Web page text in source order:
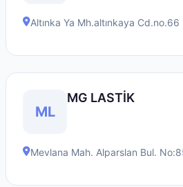
Altınka Ya Mh.altınkaya Cd.no.66
ML
MG LASTİK
Mevlana Mah. Alparslan Bul.